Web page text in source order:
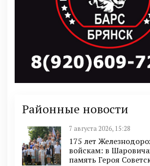
Районные новости
7 августа 2026, 15:28
175 лет
войскам: в
память Героя